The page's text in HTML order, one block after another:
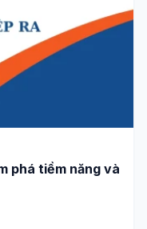
phá tiềm năng và